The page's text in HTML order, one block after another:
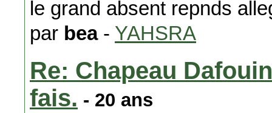
le grand absent repnds
par bea- YAHSRA
Re: Chapeau
fais. - 20 ans